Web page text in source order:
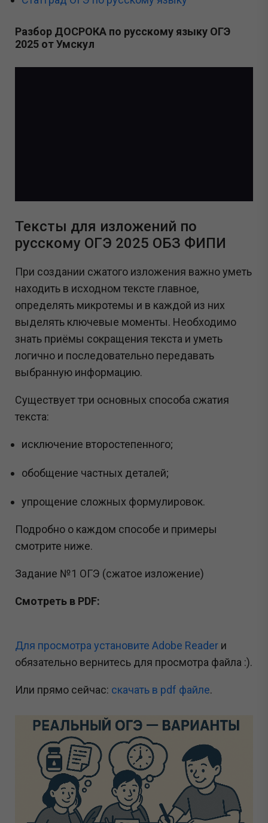
Разбор ДОСРОКА по русскому языку ОГЭ
2025 от Умскул
Тексты для изложений по
русскому ОГЭ 2025 ОБЗ ФИПИ
При создании сжатого изложения важно уметь
находить в исходном тексте главное,
определять микротемы и в каждой из них
выделять ключевые моменты. Необходимо
знать приёмы сокращения текста и уметь
логично и последовательно передавать
выбранную информацию.
Существует три основных способа сжатия
текста:
исключение второстепенного;
обобщение частных деталей;
упрощение сложных формулировок.
Подробно о каждом способе и примеры
смотрите ниже.
Задание №1 ОГЭ (сжатое изложение)
Смотреть в PDF:
Для просмотра установите Adobe Reader и
обязательно вернитесь для просмотра файла :).
Или прямо сейчас: cкачать в pdf файле.